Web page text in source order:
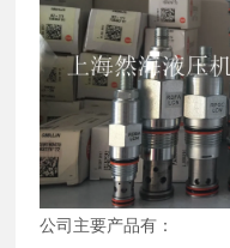
公司主要产品有：